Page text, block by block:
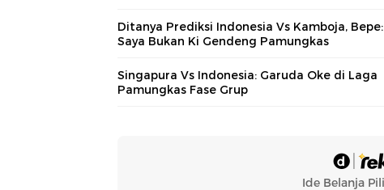
Ditanya Prediksi Indonesia Vs Kamboja, Bepe:
Saya Bukan Ki Gendeng Pamungkas
Singapura Vs Indonesia: Garuda Oke di Laga
Pamungkas Fase Grup